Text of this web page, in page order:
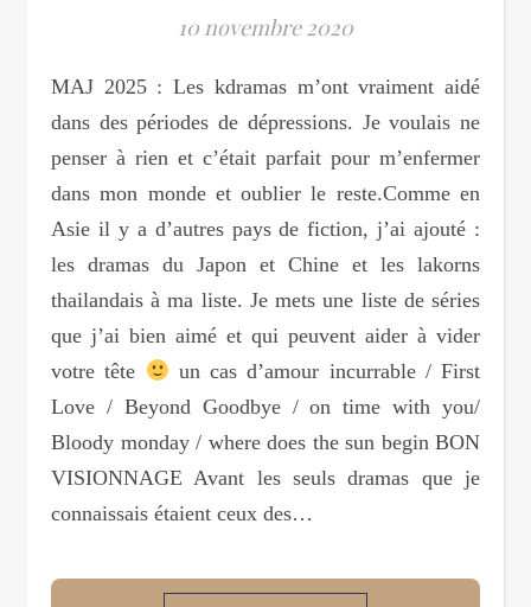
10 novembre 2020
MAJ 2025 : Les kdramas m’ont vraiment aidé
dans des périodes de dépressions. Je voulais ne
penser à rien et c’était parfait pour m’enfermer
dans mon monde et oublier le reste.Comme en
Asie il y a d’autres pays de fiction, j’ai ajouté :
les dramas du Japon et Chine et les lakorns
thailandais à ma liste. Je mets une liste de séries
que j’ai bien aimé et qui peuvent aider à vider
votre tête
un cas d’amour incurrable / First
Love / Beyond Goodbye / on time with you/
Bloody monday / where does the sun begin BON
VISIONNAGE Avant les seuls dramas que je
connaissais étaient ceux des…